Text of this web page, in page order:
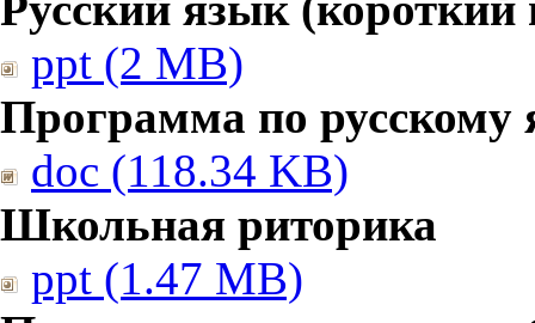
ppt (2 MB)
Программа по русскому
doc (118.34 KB)
Школьная риторика
ppt (1.47 MB)